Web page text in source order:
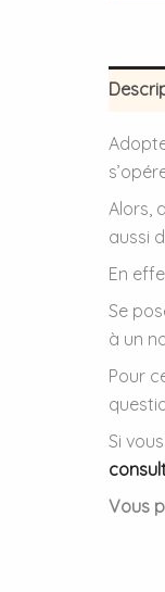
Alors,
aussi
En
Se
à un
Pour
Si
Vous